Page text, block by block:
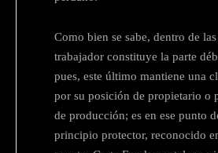
Como bien se sabe, dentro de
trabajador constituye la parte
pues, este último mantiene una
por su posición de propietario o
de producción; es en ese punto
principio protector, reconocido